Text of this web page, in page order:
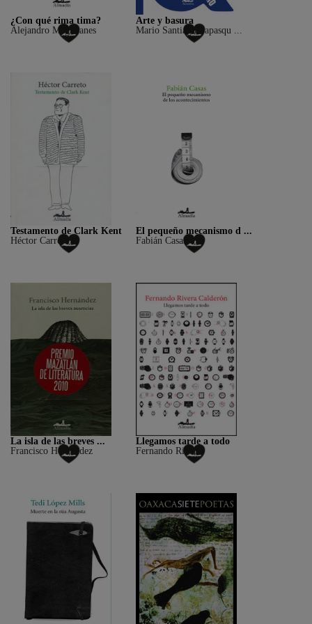
¿Con qué rima tima?
Alejandro Magallanes
Arte y basura
Mario Santiago Papasqu ...
Testamento de Clark Kent
Héctor Carreto
El pequeño mecanismo d ...
Fabián Casas
La isla de las breves ...
Francisco Hernández
Llegamos tarde a todo
Fernando Rivera